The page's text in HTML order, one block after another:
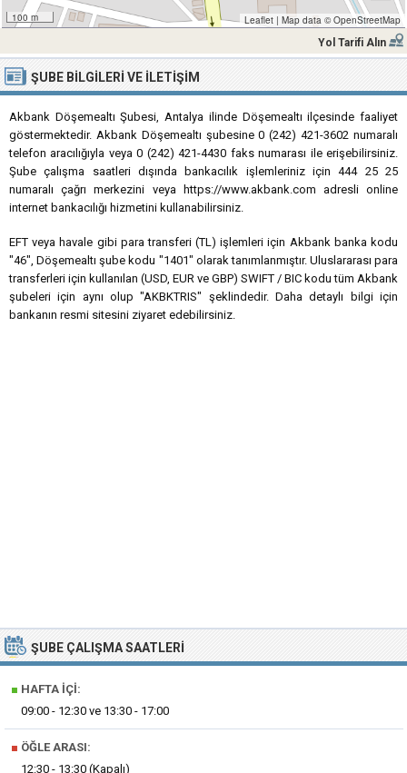
100 m Leaflet | Map data © OpenStreetMap
Yol Tarifi Alın
ŞUBE BILGILERI VE İLETIŞIM
Akbank Döşemealtı Şubesi, Antalya ilinde Döşemealtı ilçesinde faaliyet
göstermektedir. Akbank Döşemealtı şubesine 0 (242) 421-3602 numaralı
telefon aracılığıyla veya 0 (242) 421-4430 faks numarası ile erişebilirsiniz.
Şube çalışma saatleri dışında bankacılık işlemleriniz için 444 25 25
numaralı çağrı merkezini veya https://www.akbank.com adresli online
internet bankacılığı hizmetini kullanabilirsiniz.
EFT veya havale gibi para transferi (TL) işlemleri için Akbank banka kodu
"46", Döşemealtı şube kodu "1401" olarak tanımlanmıştır. Uluslararası para
transferleri için kullanılan (USD, EUR ve GBP) SWIFT / BIC kodu tüm Akbank
şubeleri için aynı olup "AKBKTRIS" şeklindedir. Daha detaylı bilgi için
bankanın resmi sitesini ziyaret edebilirsiniz.
ŞUBE ÇALIŞMA SAATLERI
■ HAFTA İÇI:
09:00 - 12:30 ve 13:30 - 17:00
■ ÖĞLE ARASI:
12:30 - 13:30 (Kapalı)